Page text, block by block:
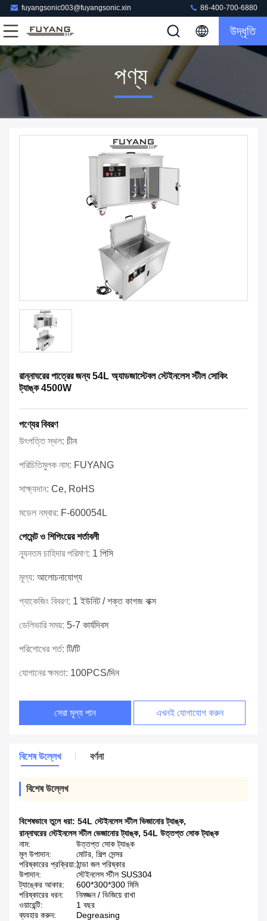
fuyangsonic003@fuyangsonic.xin 86-400-700-6880
উদ্ধৃতি
পণ্য
রান্নাঘরের পাত্রের জন্য 54L অ্যাডজাস্টেবল স্টেইনলেস স্টীল সোকিং
ট্যাঙ্ক 4500W
পণ্যের বিবরণ
উৎপত্তি স্থল: চীন
পরিচিতিমুলক নাম: FUYANG
সাক্ষ্যদান: Ce, RoHS
মডেল নম্বার: F-600054L
পেমেন্ট ও শিপিংয়ের শর্তাবলী
ন্যূনতম চাহিদার পরিমাণ: 1 পিসি
মূল্য: আলোচনাযোগ্য
প্যাকেজিং বিবরণ: 1 ইউনিট / শক্ত কাগজ বাক্স
ডেলিভারি সময়: 5-7 কার্যদিবস
পরিশোধের শর্ত: টি/টি
যোগানের ক্ষমতা: 100PCS/দিন
সেরা মূল্য পান এখনই যোগাযোগ করুন
বিশেষ উল্লেখ বর্ণনা
বিশেষ উল্লেখ
বিশেষভাবে তুলে ধরা: 54L স্টেইনলেস স্টীল ভিজানোর ট্যাঙ্ক,
রান্নাঘরের স্টেইনলেস স্টীল ভেজানোর ট্যাঙ্ক, 54L উত্তপ্ত সোক ট্যাঙ্ক
নাম:
উত্তপ্ত সোক ট্যাঙ্ক
মূল উপাদান:
মোটর, শিল্প সেন্সর
পরিষ্কারের প্রক্রিয়া:ঠান্ডা জল পরিষ্কার
উপাদান:
স্টেইনলেস স্টীল SUS304
ট্যাঙ্কের আকার:
600*300*300 মিমি
পরিষ্কারের ধরন:
নিমজ্জন / ভিজিয়ে রাখা
ওয়ারেন্টি:
1 বছর
ব্যবহার করুন:
Degreasing